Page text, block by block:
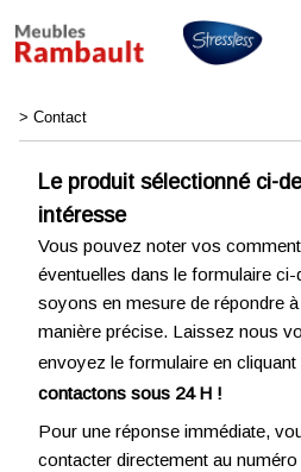
> Contact
Le produit sélectionné ci-
intéresse
Vous pouvez noter vos
éventuelles dans le formulaire
soyons en mesure de répondre
manière précise. Laissez nous
envoyez le formulaire en cliquant
contactons sous 24 H !
Pour une réponse immédiate,
contacter directement au